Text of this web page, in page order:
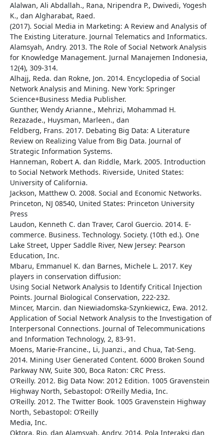
Alalwan, Ali Abdallah., Rana, Nripendra P., Dwivedi, Yogesh
K., dan Algharabat, Raed.
(2017). Social Media in Marketing: A Review and Analysis of
The Existing Literature. Journal Telematics and Informatics.
Alamsyah, Andry. 2013. The Role of Social Network Analysis
for Knowledge Management. Jurnal Manajemen Indonesia,
12(4), 309-314.
Alhajj, Reda. dan Rokne, Jon. 2014. Encyclopedia of Social
Network Analysis and Mining. New York: Springer
Science+Business Media Publisher.
Gunther, Wendy Arianne., Mehrizi, Mohammad H.
Rezazade., Huysman, Marleen., dan
Feldberg, Frans. 2017. Debating Big Data: A Literature
Review on Realizing Value from Big Data. Journal of
Strategic Information Systems.
Hanneman, Robert A. dan Riddle, Mark. 2005. Introduction
to Social Network Methods. Riverside, United States:
University of California.
Jackson, Matthew O. 2008. Social and Economic Networks.
Princeton, NJ 08540, United States: Princeton University
Press
Laudon, Kenneth C. dan Traver, Carol Guercio. 2014. E-
commerce. Business. Technology. Society. (10th ed.). One
Lake Street, Upper Saddle River, New Jersey: Pearson
Education, Inc.
Mbaru, Emmanuel K. dan Barnes, Michele L. 2017. Key
players in conservation diffusion:
Using Social Network Analysis to Identify Critical Injection
Points. Journal Biological Conservation, 222-232.
Mincer, Marcin. dan Niewiadomska-Szynkiewicz, Ewa. 2012.
Application of Social Network Analysis to the Investigation of
Interpersonal Connections. Journal of Telecommunications
and Information Technology, 2, 83-91.
Moens, Marie-Francine., Li, Juanzi., and Chua, Tat-Seng.
2014. Mining User Generated Content. 6000 Broken Sound
Parkway NW, Suite 300, Boca Raton: CRC Press.
O’Reilly. 2012. Big Data Now: 2012 Edition. 1005 Gravenstein
Highway North, Sebastopol: O’Reilly Media, Inc.
O’Reilly. 2012. The Twitter Book. 1005 Gravenstein Highway
North, Sebastopol: O’Reilly
Media, Inc.
Oktora, Rio. dan Alamsyah, Andry. 2014. Pola Interaksi dan